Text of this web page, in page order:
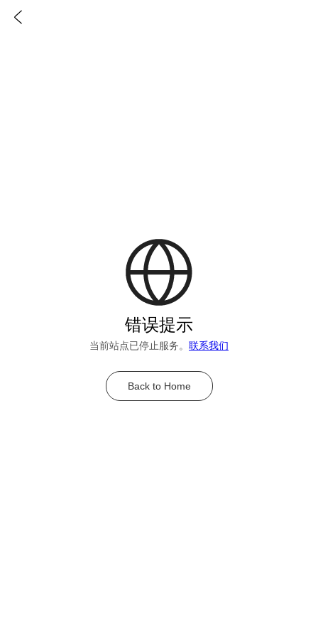
错误提示
当前站点已停止服务。 联系我们
Back to Home